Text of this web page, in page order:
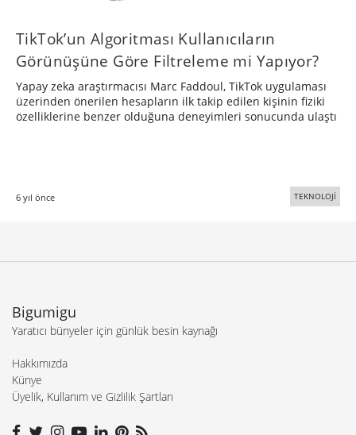
TikTok’un Algoritması Kullanıcıların
Görünüşüne Göre Filtreleme mi Yapıyor?
Yapay zeka araştırmacısı Marc Faddoul, TikTok uygulaması
üzerinden önerilen hesapların ilk takip edilen kişinin fiziki
özelliklerine benzer olduğuna deneyimleri sonucunda ulaştı
6 yıl önce TEKNOLOJİ
Bigumigu
Yaratıcı bünyeler için günlük besin kaynağı
Hakkımızda
Künye
Üyelik, Kullanım ve Gizlilik Şartları